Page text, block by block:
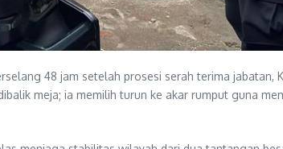
48 jam setelah prosesi serah terima jabatan,
meja; ia memilih turun ke akar rumput guna